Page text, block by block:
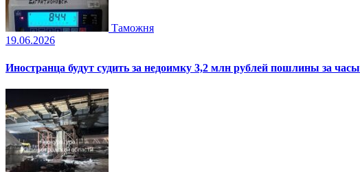
Таможня
19.06.2026
Иностранца будут судить за недоимку 3,2 млн рублей пошлины за часы